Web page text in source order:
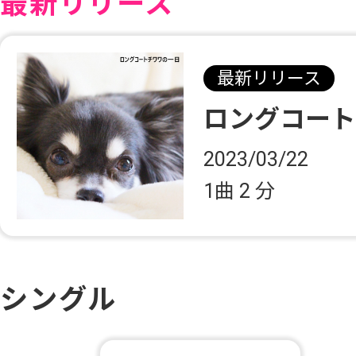
最新リリース
ロングコー
2023/03/22
1曲 2 分
シングル